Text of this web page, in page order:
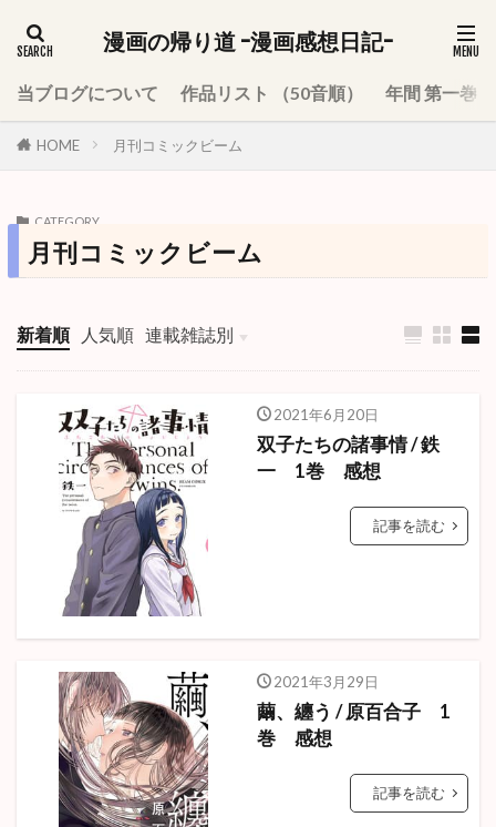
漫画の帰り道 -漫画感想日記-
当ブログについて 作品リスト （50音順） 年間 第一巻
HOME 月刊コミックビーム
CATEGORY
月刊コミックビーム
新着順 人気順 連載雑誌別
週刊少年ジャンプ
少年ジャンプ＋
週刊少年サンデー
週刊少年マガジン
週刊少年チャンピオン
週刊ヤングジャンプ
月刊少年ガンガン
モーニング
ハルタ
別冊少年マガジン
月刊アフタヌーン
2021年6月20日
双子たちの諸事情 / 鉄
一 1巻 感想
記事を読む
2021年3月29日
繭、纏う / 原百合子 1
巻 感想
記事を読む